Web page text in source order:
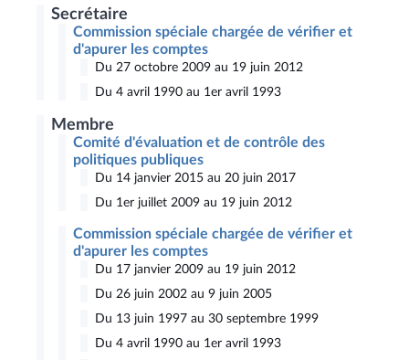
Secrétaire
Commission spéciale chargée de vérifier et
d'apurer les comptes
Du 27 octobre 2009 au 19 juin 2012
Du 4 avril 1990 au 1er avril 1993
Membre
Comité d'évaluation et de contrôle des
politiques publiques
Du 14 janvier 2015 au 20 juin 2017
Du 1er juillet 2009 au 19 juin 2012
Commission spéciale chargée de vérifier et
d'apurer les comptes
Du 17 janvier 2009 au 19 juin 2012
Du 26 juin 2002 au 9 juin 2005
Du 13 juin 1997 au 30 septembre 1999
Du 4 avril 1990 au 1er avril 1993